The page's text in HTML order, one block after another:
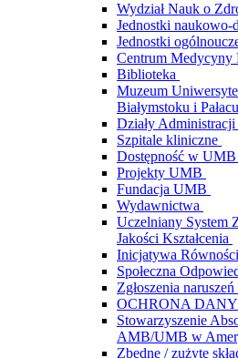
Wydział Nauk o
Jednostki naukowo-
Jednostki
Centrum Medycyny
Biblioteka
Muzeum
Białymstoku i
Działy Administracji
Szpitale kliniczne
Dostępność w UMB
Projekty UMB
Fundacja UMB
Wydawnictwa
Uczelniany System
Jakości Kształcenia
Inicjatywa Równości
Społeczna
Zgłoszenia
OCHRONA
Stowarzyszenie
AMB/UMB w
Zbędne / zużyte